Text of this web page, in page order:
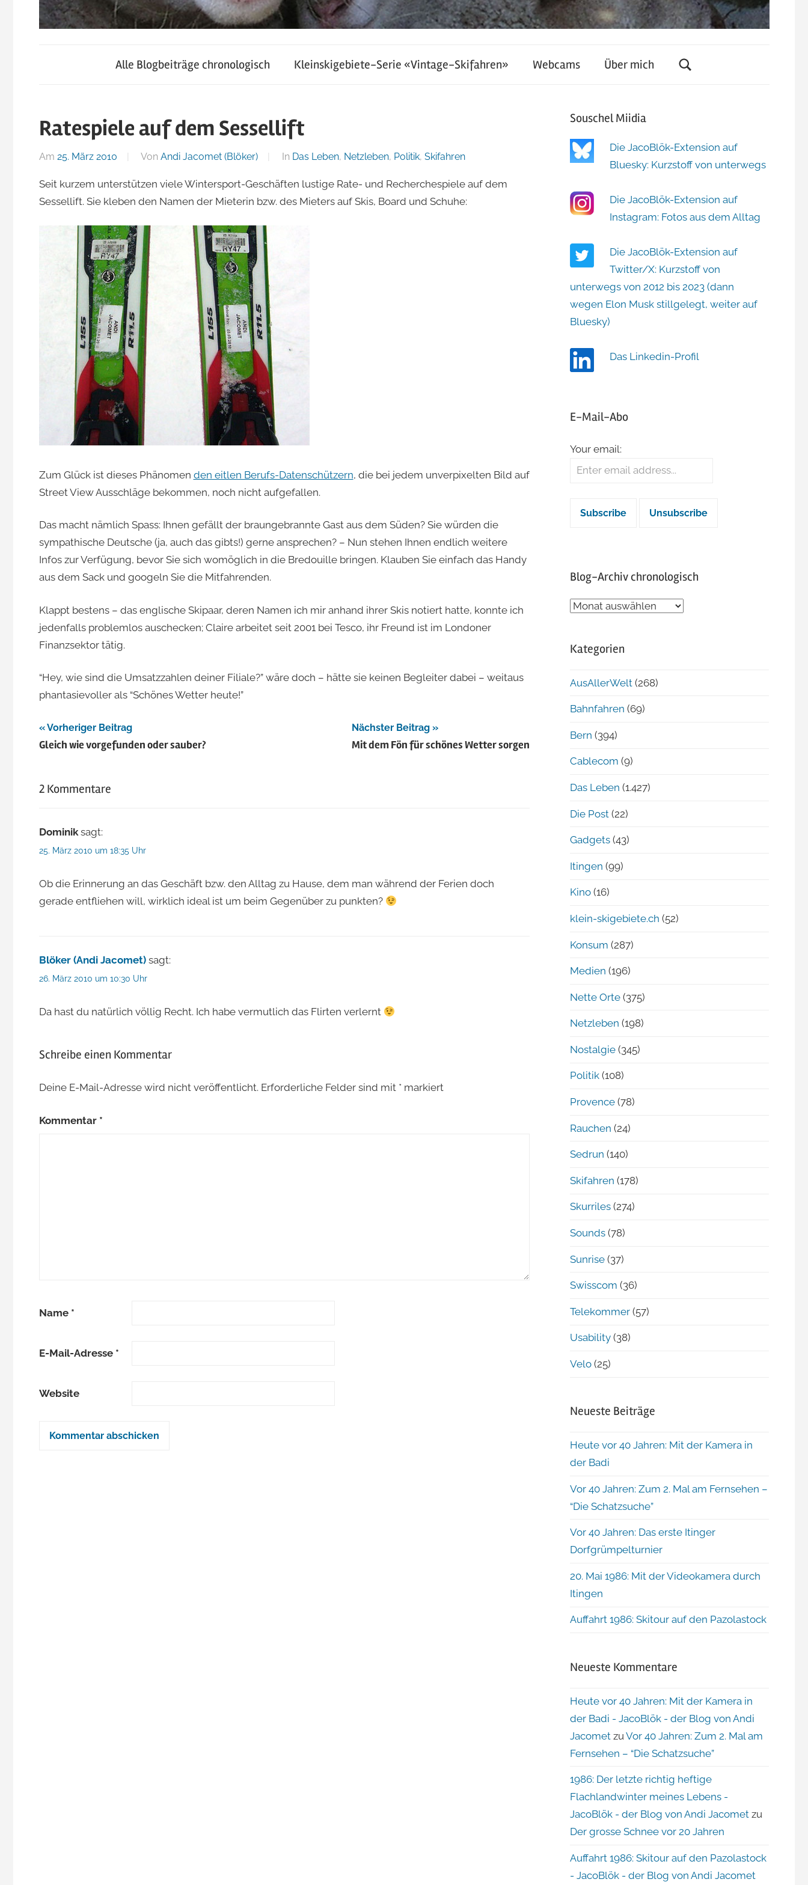
JacoBlök
der
Blog
von
Andi
Jacomet
skigebiete.ch
Alle Blogbeiträge chronologisch Kleinskigebiete-Serie «Vintage-Skifahren» Webcams Über mich
Ratespiele auf dem Sessellift
Am 25. März 2010 Von Andi Jacomet (Blöker) In Das Leben, Netzleben, Politik, Skifahren
Seit kurzem unterstützen viele Wintersport-Geschäften lustige Rate- und Recherchespiele auf dem
Sessellift. Sie kleben den Namen der Mieterin bzw. des Mieters auf Skis, Board und Schuhe:
Zum Glück ist dieses Phänomen den eitlen Berufs-Datenschützern, die bei jedem unverpixelten Bild auf
Street View Ausschläge bekommen, noch nicht aufgefallen.
Das macht nämlich Spass: Ihnen gefällt der braungebrannte Gast aus dem Süden? Sie würden die
sympathische Deutsche (ja, auch das gibts!) gerne ansprechen? – Nun stehen Ihnen endlich weitere
Infos zur Verfügung, bevor Sie sich womöglich in die Bredouille bringen. Klauben Sie einfach das Handy
aus dem Sack und googeln Sie die Mitfahrenden.
Klappt bestens – das englische Skipaar, deren Namen ich mir anhand ihrer Skis notiert hatte, konnte ich
jedenfalls problemlos auschecken; Claire arbeitet seit 2001 bei Tesco, ihr Freund ist im Londoner
Finanzsektor tätig.
“Hey, wie sind die Umsatzzahlen deiner Filiale?” wäre doch – hätte sie keinen Begleiter dabei – weitaus
phantasievoller als “Schönes Wetter heute!”
Beitragsnavigation
Vorheriger Beitrag
Gleich wie vorgefunden oder sauber?
Nächster Beitrag
Mit dem Fön für schönes Wetter sorgen
2 Kommentare
Dominik sagt:
25. März 2010 um 18:35 Uhr
Ob die Erinnerung an das Geschäft bzw. den Alltag zu Hause, dem man während der Ferien doch
gerade entfliehen will, wirklich ideal ist um beim Gegenüber zu punkten?
Blöker (Andi Jacomet) sagt:
26. März 2010 um 10:30 Uhr
Da hast du natürlich völlig Recht. Ich habe vermutlich das Flirten verlernt
Schreibe einen Kommentar
Deine E-Mail-Adresse wird nicht veröffentlicht. Erforderliche Felder sind mit *markiert
Kommentar *
Name *
E-Mail-Adresse *
Website
Souschel Miidia
Die JacoBlök-Extension auf
Bluesky: Kurzstoff von unterwegs
Die JacoBlök-Extension auf
Instagram: Fotos aus dem Alltag
Die JacoBlök-Extension auf
Twitter/X: Kurzstoff von
unterwegs von 2012 bis 2023 (dann
wegen Elon Musk stillgelegt, weiter auf
Bluesky)
Das Linkedin-Profil
E-Mail-Abo
Your email:
Blog-Archiv chronologisch
Blog-
Kategorien
AusAllerWelt (268)
Bahnfahren (69)
Bern (394)
Cablecom (9)
Das Leben (1.427)
Die Post (22)
Gadgets (43)
Itingen (99)
Kino (16)
klein-skigebiete.ch (52)
Konsum (287)
Medien (196)
Nette Orte (375)
Netzleben (198)
Nostalgie (345)
Politik (108)
Provence (78)
Rauchen (24)
Sedrun (140)
Skifahren (178)
Skurriles (274)
Sounds (78)
Sunrise (37)
Swisscom (36)
Telekommer (57)
Usability (38)
Velo (25)
Neueste Beiträge
Heute vor 40 Jahren: Mit der Kamera in
der Badi
Vor 40 Jahren: Zum 2. Mal am Fernsehen –
“Die Schatzsuche”
Vor 40 Jahren: Das erste Itinger
Dorfgrümpelturnier
20. Mai 1986: Mit der Videokamera durch
Itingen
Auffahrt 1986: Skitour auf den Pazolastock
Neueste Kommentare
Heute vor 40 Jahren: Mit der Kamera in
der Badi - JacoBlök - der Blog von Andi
Jacomet zu Vor 40 Jahren: Zum 2. Mal am
Fernsehen – “Die Schatzsuche”
1986: Der letzte richtig heftige
Flachlandwinter meines Lebens -
JacoBlök - der Blog von Andi Jacomet zu
Der grosse Schnee vor 20 Jahren
Auffahrt 1986: Skitour auf den Pazolastock
- JacoBlök - der Blog von Andi Jacomet